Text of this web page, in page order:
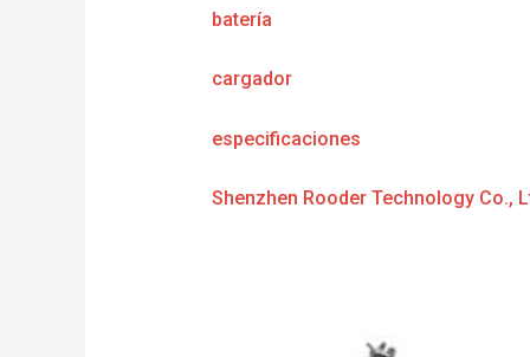
batería
cargador
especificaciones
Shenzhen Rooder Technology Co.,